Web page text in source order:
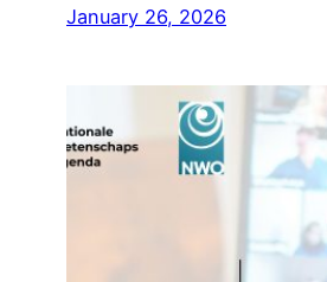
January 26, 2026